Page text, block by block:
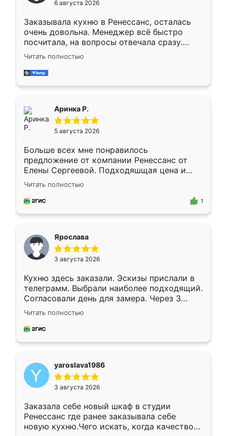
мебели буду заказывать только здесь.
6 августа 2026
Заказывала кухню в Ренессанс, осталась
очень довольна. Менеджер всё быстро
посчитала, на вопросы отвечала сразу.
Замерщик приехал в субботу, подошёл к
делу со всей ответственностью. Собрали
за день, ребята работали аккуратно, даже
Читать полностью
Аринка Р.
5 августа 2026
Больше всех мне понравилось
предложение от компании Ренессанс от
Елены Сергеевой. Подходяшщая цена и
короткие сроки изготовления. Приехавший
для замера сотрудник Владислав
предложил по моему эскизу самый
Читать полностью
1
Ярослава
3 августа 2026
Кухню здесь заказали. Эскизы прислали в
телеграмм. Выбрали наиболее подходящий.
Согласовали день для замера. Через 3
недели кухня была уже готова. Остались
довольны работой. Спасибо Ренессанс
мебель за качественную работу!
Читать полностью
yaroslava1986
3 августа 2026
Заказала себе новый шкаф в студии
Ренессанс где ранее заказывала себе
новую кухню.Чего искать, когда качеством